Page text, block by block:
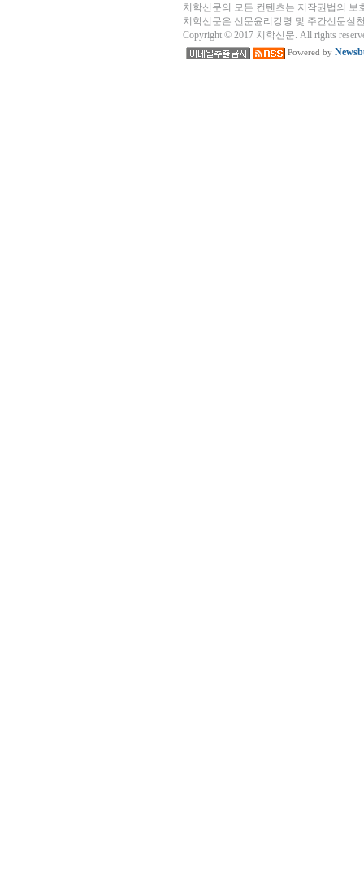
치학신문의 모든 컨텐츠는 저작권법의 보
치학신문은 신문윤리강령 및 주간신문실
Copyright © 2017 치학신문. All rights
Powered by